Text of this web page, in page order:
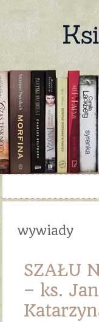
wywiady
SZAŁU
– ks.